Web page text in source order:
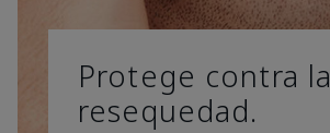
Protege contra la
resequedad.